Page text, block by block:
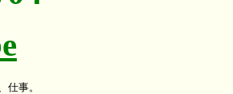
仕事。